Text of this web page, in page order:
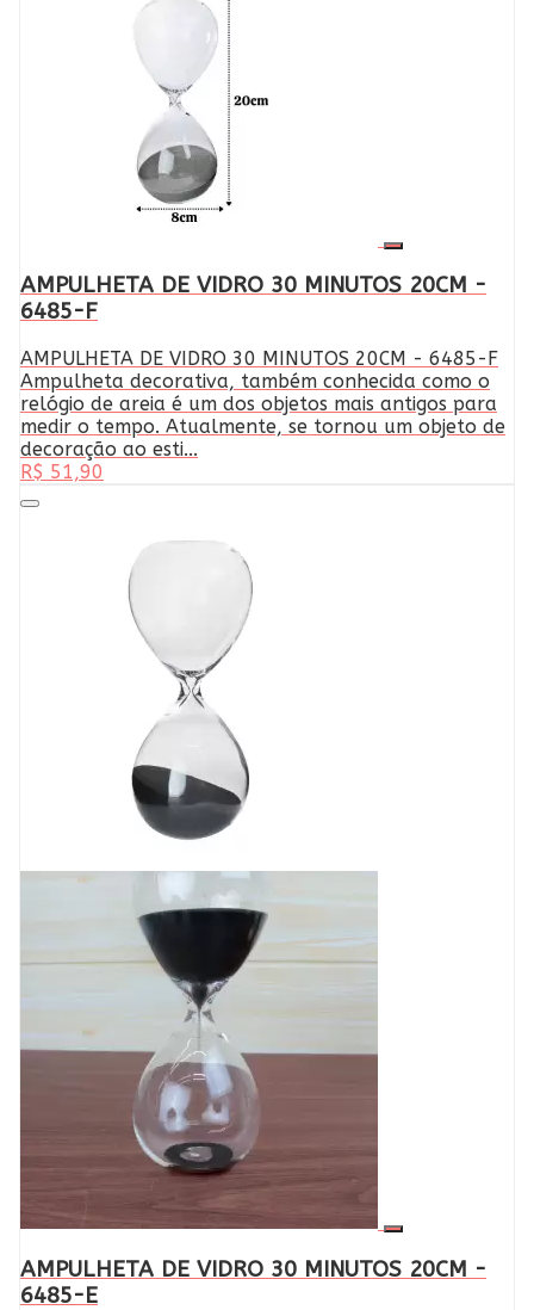
AMPULHETA DE VIDRO 30 MINUTOS 20CM -
6485-F
AMPULHETA DE VIDRO 30 MINUTOS 20CM - 6485-F
Ampulheta decorativa, também conhecida como o
relógio de areia é um dos objetos mais antigos para
medir o tempo. Atualmente, se tornou um objeto de
decoração ao esti...
R$ 51,90
AMPULHETA DE VIDRO 30 MINUTOS 20CM -
6485-E